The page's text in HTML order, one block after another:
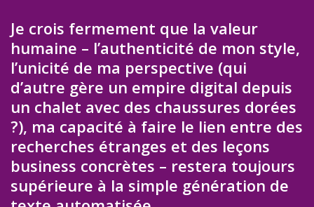
Je crois fermement que la valeur
humaine – l’authenticité de mon style,
l’unicité de ma perspective (qui
d’autre gère un empire digital depuis
un chalet avec des chaussures dorées
?), ma capacité à faire le lien entre des
recherches étranges et des leçons
business concrètes – restera toujours
supérieure à la simple génération de